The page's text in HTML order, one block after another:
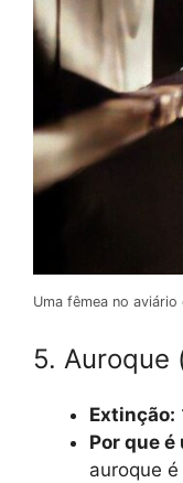
Uma fêmea no
5. Auroque
Extinção:
Por que
auroque